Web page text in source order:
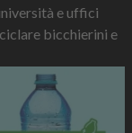
e uffici
bicchierini e